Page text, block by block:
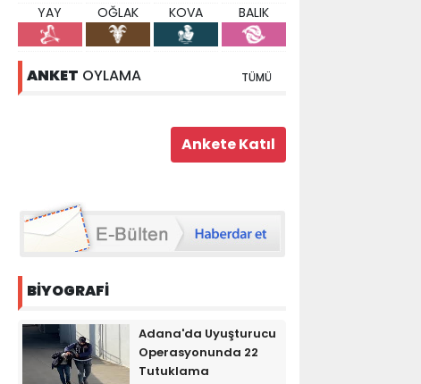
YAY OĞLAK KOVA BALIK
ANKET OYLAMA TÜMÜ
BİYOGRAFİ
Adana'da Uyuşturucu
Operasyonunda 22
Tutuklama